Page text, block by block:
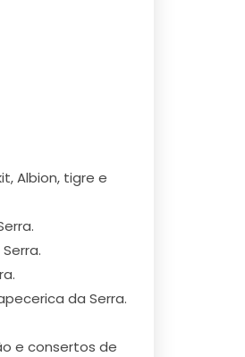
Albion, tigre e
da Serra.
e consertos de